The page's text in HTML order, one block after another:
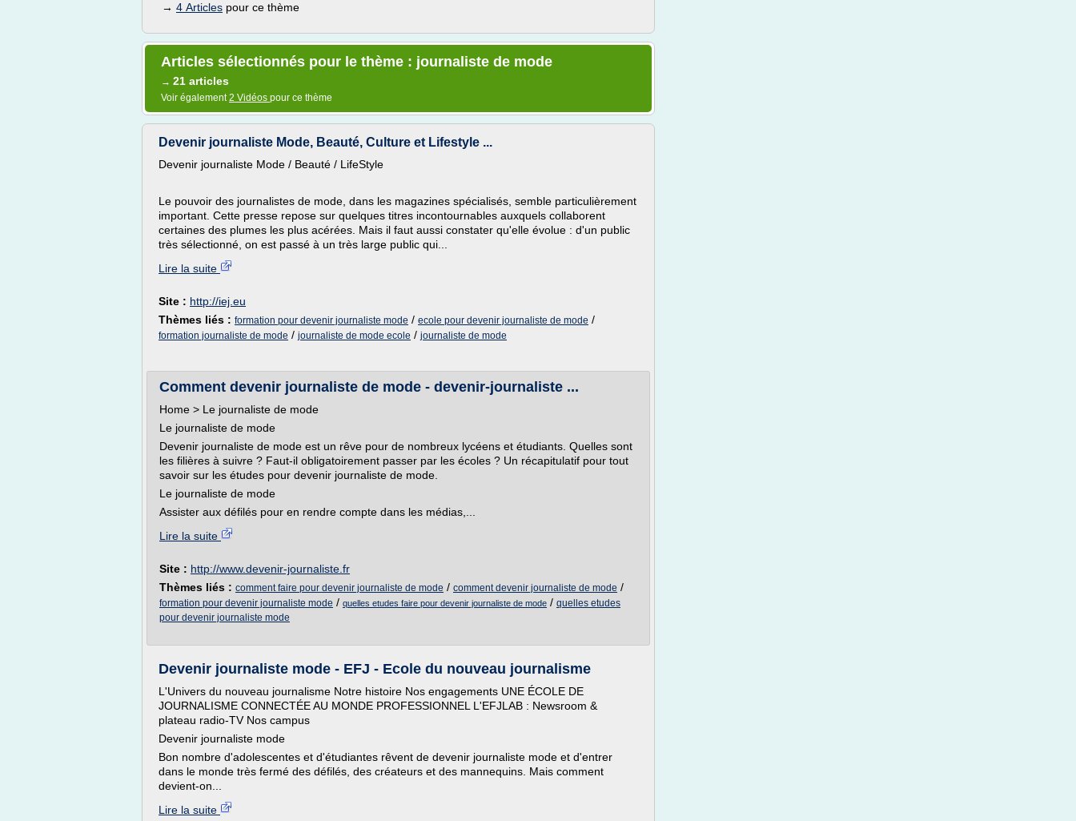
→ 4 Articles pour ce thème
Articles sélectionnés pour le thème : journaliste de mode
→ 21 articles
Voir également2 Vidéos pour ce thème
Devenir journaliste Mode, Beauté, Culture et Lifestyle ...
Devenir journaliste Mode / Beauté / LifeStyle
Le pouvoir des journalistes de mode, dans les magazines spécialisés, semble particulièrement
important. Cette presse repose sur quelques titres incontournables auxquels collaborent
certaines des plumes les plus acérées. Mais il faut aussi constater qu'elle évolue : d'un public
très sélectionné, on est passé à un très large public qui...
Lire la suite
Site : http://iej.eu
Thèmes liés : formation pour devenir journaliste mode / ecole pour devenir journaliste de mode /
formation journaliste de mode / journaliste de mode ecole / journaliste de mode
Comment devenir journaliste de mode - devenir-journaliste ...
Home > Le journaliste de mode
Le journaliste de mode
Devenir journaliste de mode est un rêve pour de nombreux lycéens et étudiants. Quelles sont
les filières à suivre ? Faut-il obligatoirement passer par les écoles ? Un récapitulatif pour tout
savoir sur les études pour devenir journaliste de mode.
Le journaliste de mode
Assister aux défilés pour en rendre compte dans les médias,...
Lire la suite
Site : http://www.devenir-journaliste.fr
Thèmes liés : comment faire pour devenir journaliste de mode / comment devenir journaliste de mode /
formation pour devenir journaliste mode / quelles etudes faire pour devenir journaliste de mode / quelles etudes
pour devenir journaliste mode
Devenir journaliste mode - EFJ - Ecole du nouveau journalisme
L'Univers du nouveau journalisme Notre histoire Nos engagements UNE ÉCOLE DE
JOURNALISME CONNECTÉE AU MONDE PROFESSIONNEL L'EFJLAB : Newsroom &
plateau radio-TV Nos campus
Devenir journaliste mode
Bon nombre d'adolescentes et d'étudiantes rêvent de devenir journaliste mode et d'entrer
dans le monde très fermé des défilés, des créateurs et des mannequins. Mais comment
devient-on...
Lire la suite